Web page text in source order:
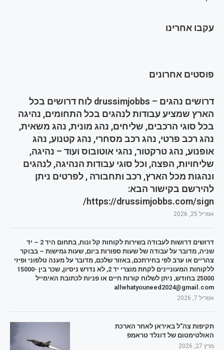
עקבו אחרינו
פוסטים אחרונים
דרושים נהגים – drussimjobbs לוח דרושים בכל
הארץ שמציע עבודות לנהגים בכל התחומים, נהיגה
בכל סוגי הרכבים, שליחים, נהג מונית, נהג משאית,
נהג רכב פרטי, נהג רכב מסחרי, נהג קטנוע, נהג
אופנוע, נהג טרקטור, נהגי אוטובוס ועוד – נהיגה,
שליחויות, הפצה, וכל סוגי עבודות הנהיגה, לנהגים
ונהגות מכל הארץ, רכב ותחבורה , לפרטים ניתן
להירשם בקישור הבא:
https://drussimjobbs.com/sign/
אפריל 25, 2026
דרושים דרושות לעבודה בשירות לקוחות קל ונוח, בתחום היד 2 – יד
שניה, מדובר על עבודה של שעות ספורות ביום, שעות גמישות – בבוקר
צהריים או ערב לפי בחירתכם, באזור שלכם, מדובר על מענה טלפוני ופיזי
ללקוחות המעוניינים לקחת מוצרי יד 2, לא נדרש ניסיון, שכר בין 15000-
25000 בחודש, ניתן לשלוח קורות חיים או פניות לכתובת האימייל
allwhatyouneed2024@gmail.com
אפריל 7, 2026
תקיפות צה"ל באיראן לאחר הארכת
האולטימטום של דונלד טראמפ
מרץ 27, 2026